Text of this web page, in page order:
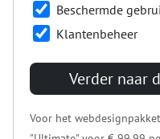
Beschermde
Klantenbeheer
Verder naar
Voor het